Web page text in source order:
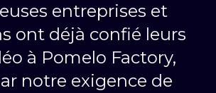
entreprises et
ont déjà confié leurs
à Pomelo Factory,
notre exigence de